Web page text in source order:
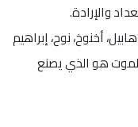
والإرادة.
أخنوخ، نوح، إبراهيم
هو الذي يصنع